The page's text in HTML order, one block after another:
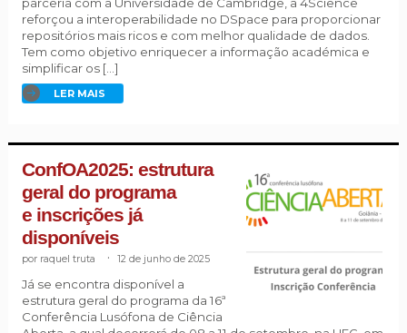
parceria com a Universidade de Cambridge, a 4Science
reforçou a interoperabilidade no DSpace para proporcionar
repositórios mais ricos e com melhor qualidade de dados.
Tem como objetivo enriquecer a informação académica e
simplificar os […]
LER MAIS
ConfOA2025: estrutura
geral do programa
e inscrições já
disponíveis
raquel truta 12 de junho de 2025
Já se encontra disponível a
estrutura geral do programa da 16ª
Conferência Lusófona de Ciência